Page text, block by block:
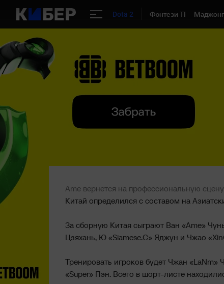
Dota 2 Фэнтези TI
Ame вернется на профессиональную
Китай определился с составом на
За сборную Китая сыграют Ван «Ame»
Цзяхань, Ю «Siamese.C» Яджун и Чжао
Тренировать игроков будет Чжан
«Super» Пэн. Всего в шорт-листе